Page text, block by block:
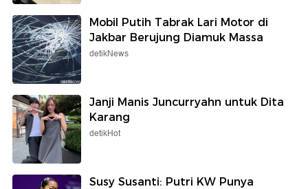
Mobil Putih Tabrak Lari Motor di
Jakbar Berujung Diamuk Massa
detikNews
Janji Manis Juncurryahn untuk Dita
Karang
detikHot
Susy Susanti: Putri KW Punya